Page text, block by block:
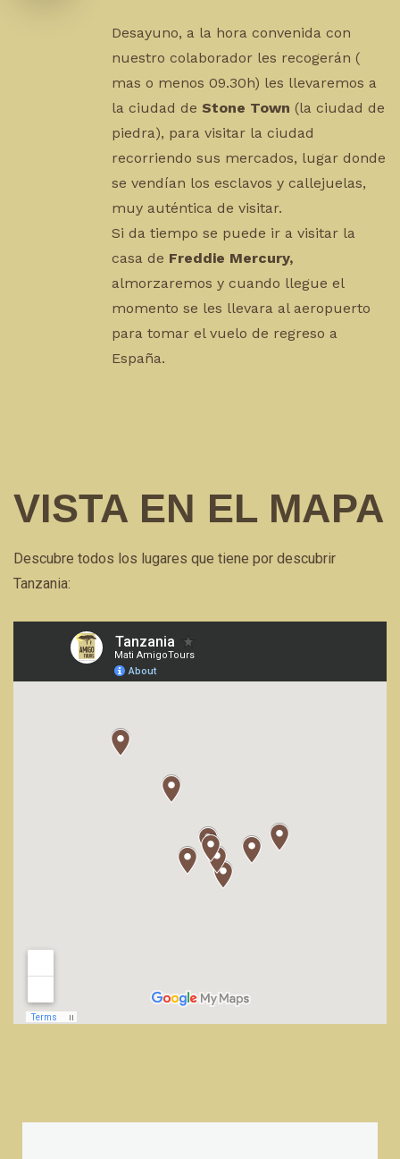
Desayuno, a la hora convenida con
nuestro colaborador les recogerán (
mas o menos 09.30h) les llevaremos a
la ciudad de Stone Town (la ciudad de
piedra), para visitar la ciudad
recorriendo sus mercados, lugar donde
se vendían los esclavos y callejuelas,
muy auténtica de visitar.
Si da tiempo se puede ir a visitar la
casa de Freddie Mercury,
almorzaremos y cuando llegue el
momento se les llevara al aeropuerto
para tomar el vuelo de regreso a
España.
VISTA EN EL MAPA
Descubre todos los lugares que tiene por descubrir
Tanzania: